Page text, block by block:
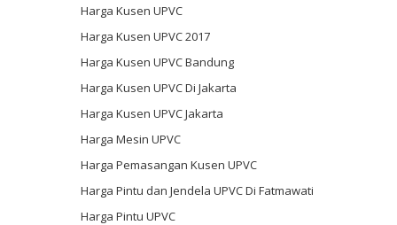
Harga Kusen UPVC
Harga Kusen UPVC 2017
Harga Kusen UPVC Bandung
Harga Kusen UPVC Di Jakarta
Harga Kusen UPVC Jakarta
Harga Mesin UPVC
Harga Pemasangan Kusen UPVC
Harga Pintu dan Jendela UPVC Di Fatmawati
Harga Pintu UPVC